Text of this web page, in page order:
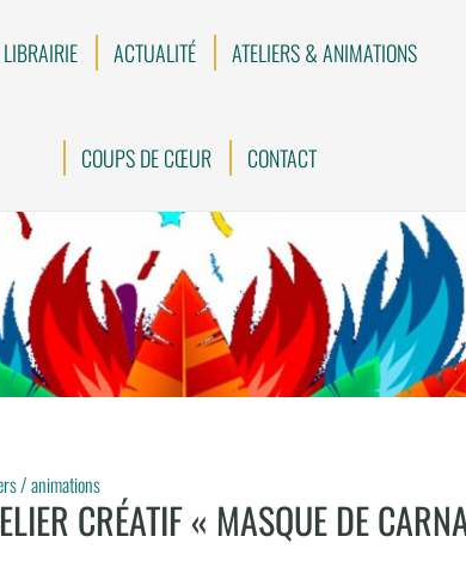
ACTUALITÉ ATELIERS & ANIMATIONS
COUPS DE CŒUR CONTACT
/ animations
CRÉATIF « MASQUE DE